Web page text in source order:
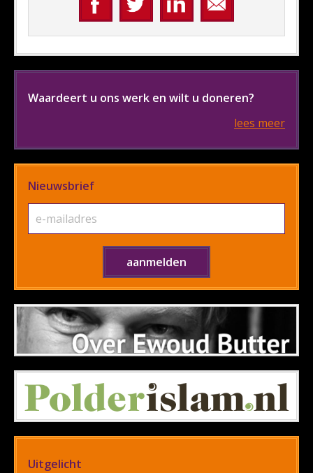
Waardeert u ons werk en wilt u doneren?
lees meer
Nieuwsbrief
Uitgelicht